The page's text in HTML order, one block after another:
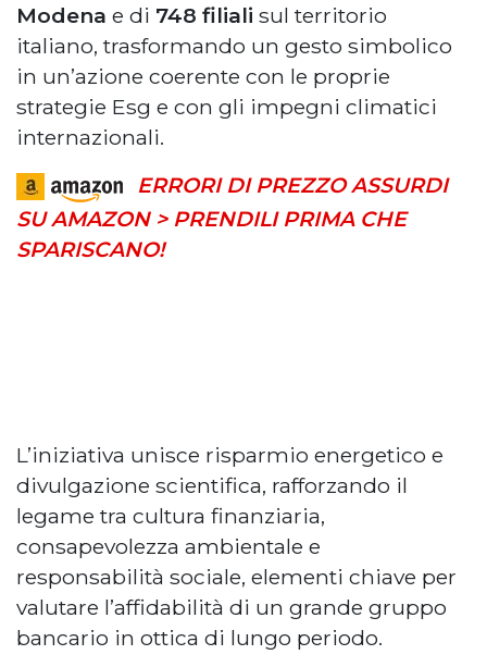
Modena e di 748 filiali sul territorio
italiano, trasformando un gesto simbolico
in un’azione coerente con le proprie
strategie Esg e con gli impegni climatici
internazionali.
ERRORI DI PREZZO ASSURDI
SU AMAZON > PRENDILI PRIMA CHE
SPARISCANO!
L’iniziativa unisce risparmio energetico e
divulgazione scientifica, rafforzando il
legame tra cultura finanziaria,
consapevolezza ambientale e
responsabilità sociale, elementi chiave per
valutare l’affidabilità di un grande gruppo
bancario in ottica di lungo periodo.